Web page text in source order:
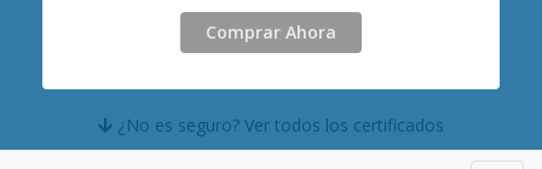
Comprar Ahora
¿No es seguro? Ver todos los certificados